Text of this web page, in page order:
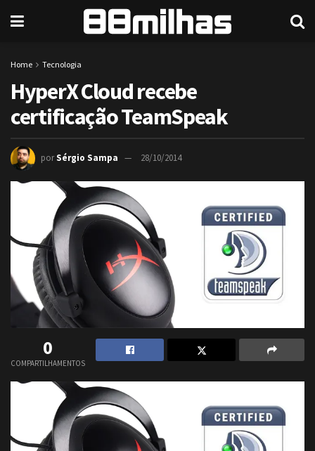
Home Tecnologia
HyperX Cloud recebe
certificação TeamSpeak
porSérgio Sampa 28/10/2014
0
COMPARTILHAMENTOS